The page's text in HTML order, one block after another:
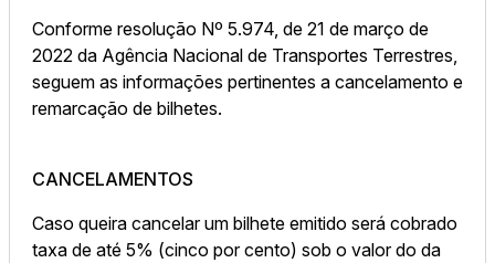
Conforme resolução Nº 5.974, de 21 de março de
2022 da Agência Nacional de Transportes Terrestres,
seguem as informações pertinentes a cancelamento e
remarcação de bilhetes.
CANCELAMENTOS
Caso queira cancelar um bilhete emitido será cobrado
taxa de até 5% (cinco por cento) sob o valor do da